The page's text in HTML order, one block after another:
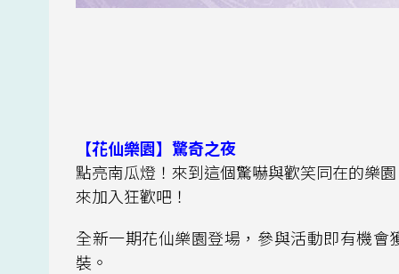
【花仙樂園】驚奇之夜
點亮南瓜燈！來到這個驚嚇與歡笑同在的樂
來加入狂歡吧！
全新一期花仙樂園登場，參與活動即有機
裝。